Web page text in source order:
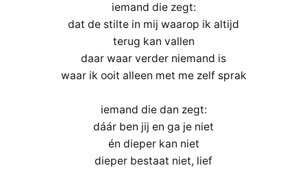
iemand die zegt:
dat de stilte in mij waarop ik altijd
terug kan vallen
daar waar verder niemand is
waar ik ooit alleen met me zelf sprak
iemand die dan zegt:
dáár ben jij en ga je niet
én dieper kan niet
dieper bestaat niet, lief